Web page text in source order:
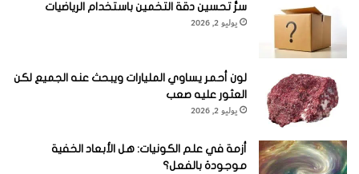
سرُّ تحسين دقة التخمين باستخدام الرياضيات
يوليو 2, 2026
لون أحمر يساوي المليارات ويبحث عنه الجميع لكن
العثور عليه صعب
يوليو 2, 2026
أزمة في علم الكونيات: هل الأبعاد الخفية
موجودة بالفعل؟